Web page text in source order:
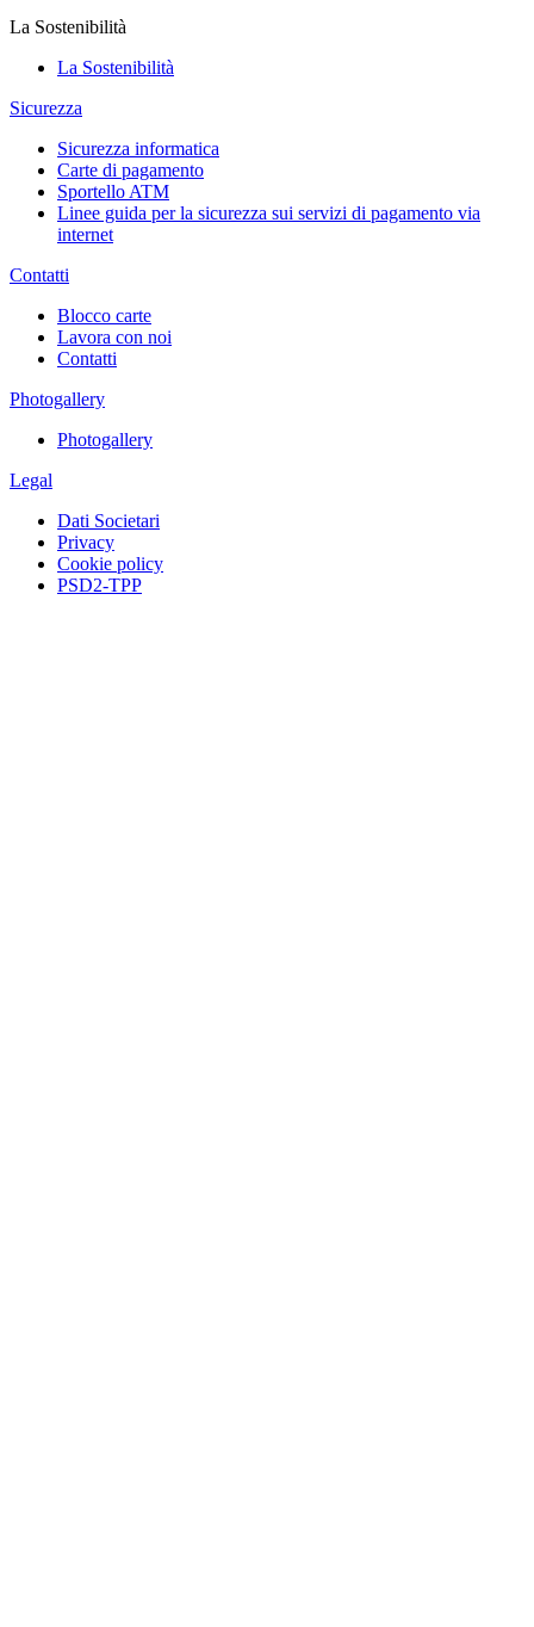
La Sostenibilità
La Sostenibilità
Sicurezza
Sicurezza informatica
Carte di pagamento
Sportello ATM
Linee guida per la sicurezza sui servizi di pagamento via
internet
Contatti
Blocco carte
Lavora con noi
Contatti
Photogallery
Photogallery
Legal
Dati Societari
Privacy
Cookie policy
PSD2-TPP